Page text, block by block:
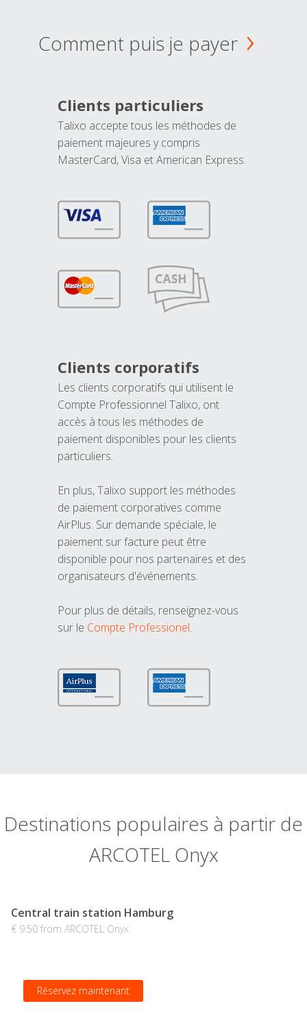
Comment puis je payer
Clients particuliers
Talixo accepte tous les méthodes de
paiement majeures y compris
MasterCard, Visa et American Express.
Clients corporatifs
Les clients corporatifs qui utilisent le
Compte Professionnel Talixo, ont
accès à tous les méthodes de
paiement disponibles pour les clients
particuliers.
En plus, Talixo support les méthodes
de paiement corporatives comme
AirPlus. Sur demande spéciale, le
paiement sur facture peut être
disponible pour nos partenaires et des
organisateurs d'événements.
Pour plus de détails, renseignez-vous
sur le Compte Professionel.
Destinations populaires à partir de
ARCOTEL Onyx
Central train station Hamburg
€ 9.50 from ARCOTEL Onyx
Réservez maintenant